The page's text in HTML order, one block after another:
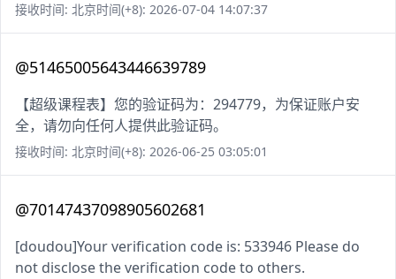
接收时间: 北京时间(+8): 2026-07-04 14:07:37
@51465005643446639789
【超级课程表】您的验证码为：294779，为保证账户安
全，请勿向任何人提供此验证码。
接收时间: 北京时间(+8): 2026-06-25 03:05:01
@70147437098905602681
[doudou]Your verification code is: 533946 Please do
not disclose the verification code to others.